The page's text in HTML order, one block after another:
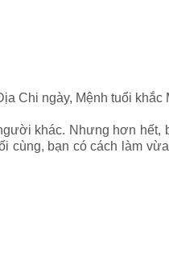
Chi ngày, Mệnh tuổi khắc
khác. Nhưng hơn
cùng, bạn có cách làm